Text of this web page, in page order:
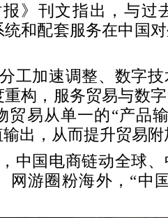
》刊文指出，与过
统和配套服务在中国
工加速调整、数字
构，服务贸易与数
贸易从单一的“产品
出，从而提升贸易
中国电商链动全球
网游圈粉海外，“中